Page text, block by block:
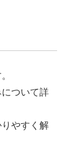
ついて詳
やすく解